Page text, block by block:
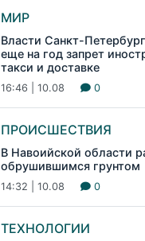
МИР
Власти Санкт-
еще на год запрет
такси и доставке
16:46 | 10.08 0
ПРОИСШЕСТВИЯ
В Навоийской области
обрушившимся грунтом
14:32 | 10.08 0
ТЕХНОЛОГИИ